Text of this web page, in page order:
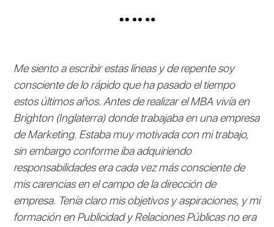
Me siento a escribir estas líneas y de repente soy
consciente de lo rápido que ha pasado el tiempo
estos últimos años. Antes de realizar el MBA vivía en
Brighton (Inglaterra) donde trabajaba en una empresa
de Marketing. Estaba muy motivada con mi trabajo,
sin embargo conforme iba adquiriendo
responsabilidades era cada vez más consciente de
mis carencias en el campo de la dirección de
empresa. Tenía claro mis objetivos y aspiraciones, y mi
formación en Publicidad y Relaciones Públicas no era